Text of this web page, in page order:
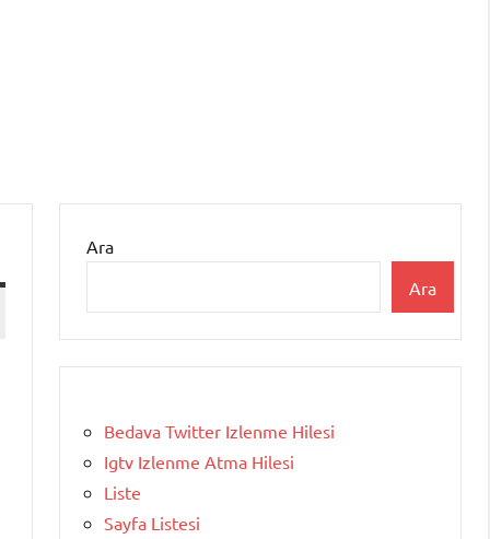
Ara
Ara
Bedava Twitter Izlenme Hilesi
Igtv Izlenme Atma Hilesi
Liste
Sayfa Listesi